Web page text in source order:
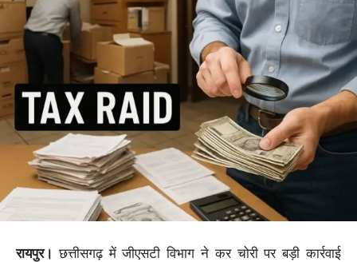
रायपुर। छत्तीसगढ़ में जीएसटी विभाग ने कर चोरी पर बड़ी कार्रवाई